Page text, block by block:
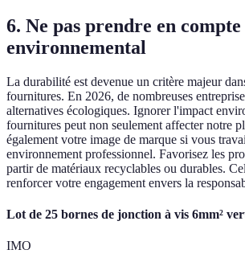
6. Ne pas prendre en
environnemental
La durabilité est devenue un critère majeur
fournitures. En 2026, de nombreuses
alternatives écologiques. Ignorer l'impact
fournitures peut non seulement affecter notre
également votre image de marque si vous
environnement professionnel. Favorisez les
partir de matériaux recyclables ou durables.
renforcer votre engagement envers la
Lot de 25 bornes de jonction à vis 6mm²
IMO